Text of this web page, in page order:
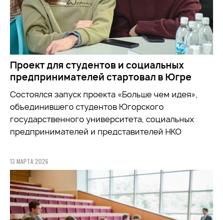
Проект для студентов и социальных
предпринимателей стартовал в Югре
Состоялся запуск проекта «Больше чем идея»,
объединившего студентов Югорского
государственного университета, социальных
предпринимателей и представителей НКО
13 МАРТА 2026